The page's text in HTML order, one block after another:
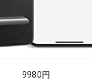
9980円